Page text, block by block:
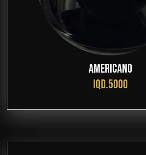
AMERICANO
IQD.5000